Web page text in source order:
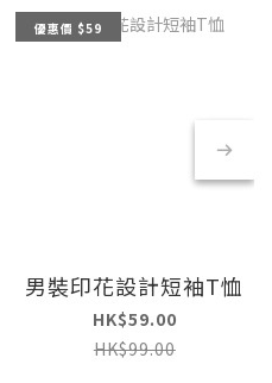
優惠價 $59
男裝印花設計短袖T恤
HK$59.00
HK$99.00